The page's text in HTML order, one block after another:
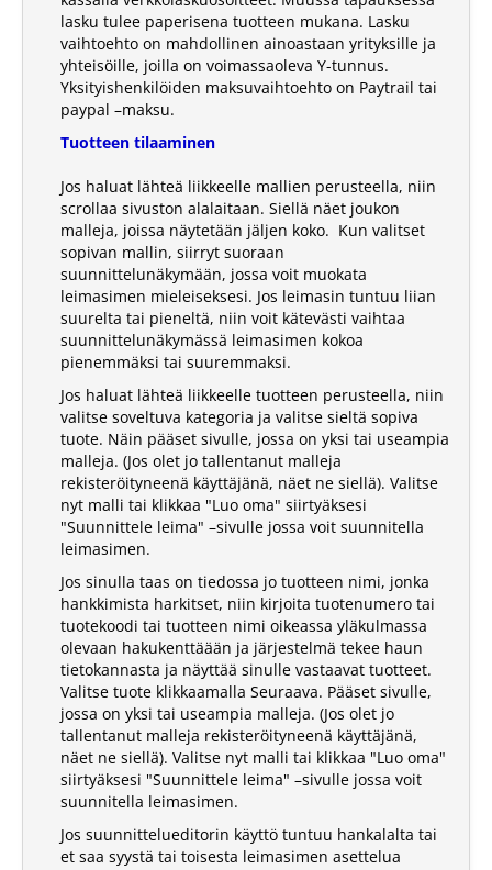
lasku tulee paperisena tuotteen mukana. Lasku
vaihtoehto on mahdollinen ainoastaan yrityksille ja
yhteisöille, joilla on voimassaoleva Y-tunnus.
Yksityishenkilöiden maksuvaihtoehto on Paytrail tai
paypal –maksu.
Tuotteen tilaaminen
Jos haluat lähteä liikkeelle mallien perusteella, niin
scrollaa sivuston alalaitaan. Siellä näet joukon
malleja, joissa näytetään jäljen koko. Kun valitset
sopivan mallin, siirryt suoraan
suunnittelunäkymään, jossa voit muokata
leimasimen mieleiseksesi. Jos leimasin tuntuu liian
suurelta tai pieneltä, niin voit kätevästi vaihtaa
suunnittelunäkymässä leimasimen kokoa
pienemmäksi tai suuremmaksi.
Jos haluat lähteä liikkeelle tuotteen perusteella, niin
valitse soveltuva kategoria ja valitse sieltä sopiva
tuote. Näin pääset sivulle, jossa on yksi tai useampia
malleja. (Jos olet jo tallentanut malleja
rekisteröityneenä käyttäjänä, näet ne siellä). Valitse
nyt malli tai klikkaa "Luo oma" siirtyäksesi
"Suunnittele leima" –sivulle jossa voit suunnitella
leimasimen.
Jos sinulla taas on tiedossa jo tuotteen nimi, jonka
hankkimista harkitset, niin kirjoita tuotenumero tai
tuotekoodi tai tuotteen nimi oikeassa yläkulmassa
olevaan hakukenttäään ja järjestelmä tekee haun
tietokannasta ja näyttää sinulle vastaavat tuotteet.
Valitse tuote klikkaamalla Seuraava. Pääset sivulle,
jossa on yksi tai useampia malleja. (Jos olet jo
tallentanut malleja rekisteröityneenä käyttäjänä,
näet ne siellä). Valitse nyt malli tai klikkaa "Luo oma"
siirtyäksesi "Suunnittele leima" –sivulle jossa voit
suunnitella leimasimen.
Jos suunnittelueditorin käyttö tuntuu hankalalta tai
et saa syystä tai toisesta leimasimen asettelua